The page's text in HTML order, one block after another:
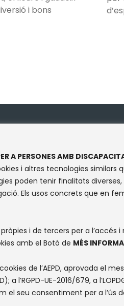
A PERSONES AMB
i altres tecnologies
poden tenir finalitats
Els usos concrets que en
i de tercers per a l’accés
amb el Botó de MÉS
de l’AEPD, aprovada el
a l’RGPD-UE-2016/679, a
el seu consentiment per a l’ús
i bons
c/Olympe
Recinte
08035 -